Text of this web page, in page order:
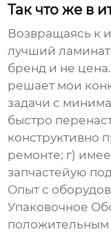
Так что же в
Возвращаясь к
лучший
бренд и не
решает мои
задачи с
быстро
конструктивно
ремонте; г)
запчастейую
Опыт с
Упаковочное
положительным